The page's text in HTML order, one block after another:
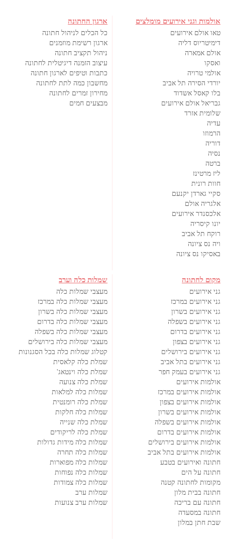
אולמות וגני אירועים מומלצים
טאו אולם אירועים
דימיטריוס דליה
אולם אמארה
ואסקו
אולמי טרויה
יורדי הסירה תל אביב
בלו קאסל אשדוד
גבריאל אולם אירועים
שלומית אזרד
עדיה
הרמוזו
דוריה
נסיה
ברטה
ליז מרטינז
חוות רונית
סקיי גארדן יקנעם
אלגריה אולם
אלכסנדר אירועים
יונו קיסריה
רוקח תל אביב
ויה נס ציונה
באסיקו נס ציונה
ארגון החתונה
כל הכלים לניהול חתונה
ארגון רשימת מוזמנים
ניהול תקציב חתונה
עיצוב הזמנה דיגיטלית לחתונה
כתבות וטיפים לארגון חתונה
מחשבון כמה לתת לחתונה
מחירון זמרים לחתונה
מבצעים חמים
מקום לחתונה
גני אירועים
גני אירועים במרכז
גני אירועים בשרון
גני אירועים בשפלה
גני אירועים בדרום
גני אירועים בצפון
גני אירועים בירושלים
גני אירועים בתל אביב
גני אירועים בעמק חפר
אולמות אירועים
אולמות אירועים במרכז
אולמות אירועים בצפון
אולמות אירועים בשרון
אולמות אירועים בשפלה
אולמות אירועים בדרום
אולמות אירועים בירושלים
אולמות אירועים בתל אביב
חתונה ואירועים בטבע
חתונה על הים
מקומות לחתונה קטנה
חתונה בבית מלון
חתונה עם בריכה
חתונה במסעדה
שבת חתן במלון
שמלות כלה וערב
מעצבי שמלות כלה
מעצבי שמלות כלה במרכז
מעצבי שמלות כלה בשרון
מעצבי שמלות כלה בדרום
מעצבי שמלות כלה בשפלה
מעצבי שמלות כלה בירושלים
קטלוג שמלות כלה בכל הסגנונות
שמלת כלה קלאסית
שמלת כלה וינטאג'
שמלת כלה צנועה
שמלות כלה למלאות
שמלת כלה רומנטית
שמלות כלה חלקות
שמלת כלה שנייה
שמלת כלה לריקודים
שמלות כלה מידות גדולות
שמלות כלה תחרה
שמלות כלה מפוארות
שמלות כלה נפוחות
שמלות כלה צמודות
שמלות ערב
שמלות ערב צנועות